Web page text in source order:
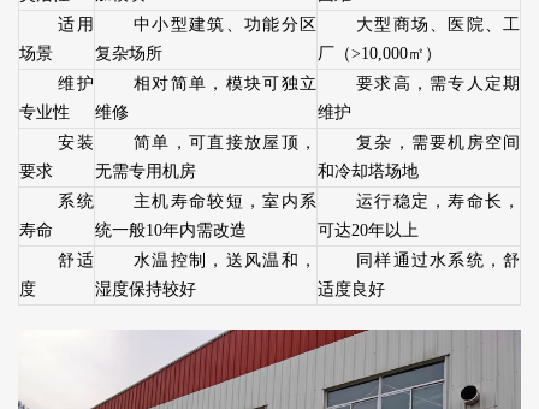
适用
场景
中小型建筑、功能分区
复杂场所
大型商场、医院、工
厂（>10,000㎡）
维护
专业性
相对简单，模块可独立
维修
要求高，需专人定期
维护
安装
要求
简单，可直接放屋顶，
无需专用机房
复杂，需要机房空间
和冷却塔场地
系统
寿命
主机寿命较短，室内系
统一般10年内需改造
运行稳定，寿命长，
可达20年以上
舒适
度
水温控制，送风温和，
湿度保持较好
同样通过水系统，舒
适度良好